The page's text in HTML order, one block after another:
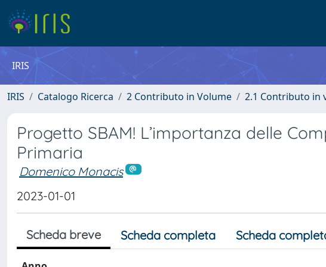
IRIS
IRIS Catalogo Ricerca 2 Contributo in Volume 2.1 Contributo in
Progetto SBAM! L’importanza delle
Primaria
Domenico Monacis
2023-01-01
Scheda breve Scheda completa Scheda